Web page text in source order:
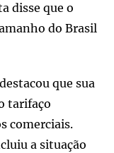
disse que o
do Brasil
que sua
tarifaço
comerciais.
a situação